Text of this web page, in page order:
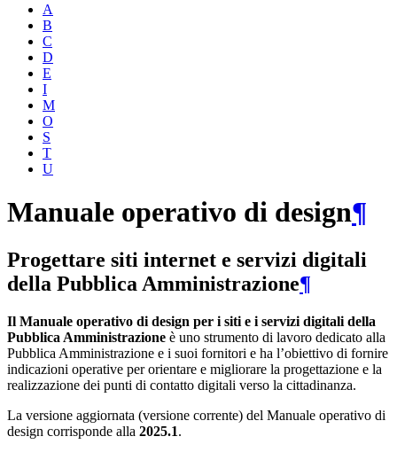
A
B
C
D
E
I
M
O
S
T
U
Manuale operativo di design¶
Progettare siti internet e servizi digitali
della Pubblica Amministrazione¶
Il Manuale operativo di design per i siti e i servizi digitali della
Pubblica Amministrazione è uno strumento di lavoro dedicato alla
Pubblica Amministrazione e i suoi fornitori e ha l’obiettivo di fornire
indicazioni operative per orientare e migliorare la progettazione e la
realizzazione dei punti di contatto digitali verso la cittadinanza.
La versione aggiornata (versione corrente) del Manuale operativo di
design corrisponde alla 2025.1.